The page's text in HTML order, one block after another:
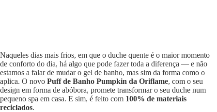
Naqueles dias mais frios, em que o duche quente é o maior momento
de conforto do dia, há algo que pode fazer toda a diferença — e não
estamos a falar de mudar o gel de banho, mas sim da forma como o
aplica. O novo Puff de Banho Pumpkin da Oriflame, com o seu
design em forma de abóbora, promete transformar o seu duche num
pequeno spa em casa. E sim, é feito com 100% de materiais
reciclados.